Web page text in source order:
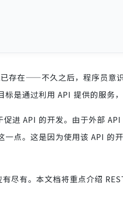
存在——不久之后，程序员意
是通过利用 API 提供的服务，
进 API 的开发。由于外部 API
点。这是因为使用该 API 的
尽有。本文档将重点介绍